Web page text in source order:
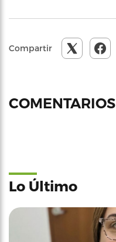
Compartir
COMENTARIOS
Lo Último